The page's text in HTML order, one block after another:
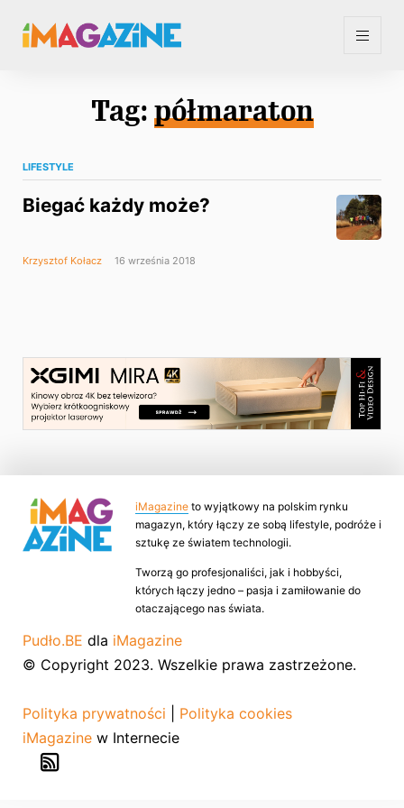
Tag: półmaraton
LIFESTYLE
Biegać każdy może?
Krzysztof Kołacz 16 września 2018
iMagazine to wyjątkowy na polskim rynku
magazyn, który łączy ze sobą lifestyle, podróże i
sztukę ze światem technologii.
Tworzą go profesjonaliści, jak i hobbyści,
których łączy jedno – pasja i zamiłowanie do
otaczającego nas świata.
Pudło.BE dla iMagazine
© Copyright 2023. Wszelkie prawa zastrzeżone.
Polityka prywatności
Polityka cookies
iMagazine w Internecie